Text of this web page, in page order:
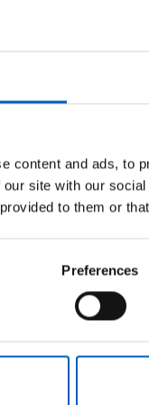
content and ads, to
site with our
to them or
Preferences
I
en
I